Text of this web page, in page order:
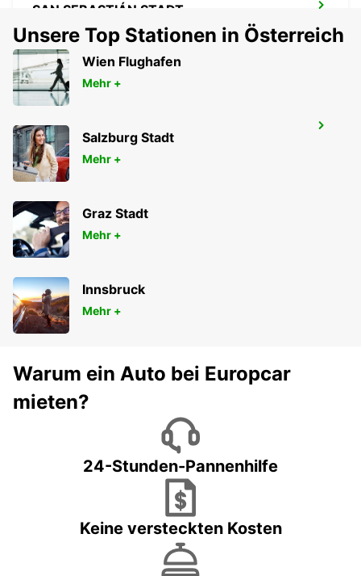
SAN SEBASTIÁN STADT
SAN SEBASTIAN - SPAIN
PAU MAULEON
MAULEON - FRANCE
Unsere Top Stationen in Österreich
Wien Flughafen
Mehr +
Salzburg Stadt
Mehr +
Graz Stadt
Mehr +
Innsbruck
Mehr +
Warum ein Auto bei Europcar
mieten?
24-Stunden-Pannenhilfe
Keine versteckten Kosten